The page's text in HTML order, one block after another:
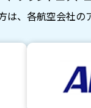
、各航空会社の